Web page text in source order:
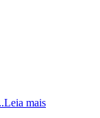
Leia mais